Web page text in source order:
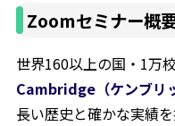
Zoomセミナー概
世界160以上の国・1万
Cambridge（ケンブリ
長い歴史と確かな実績